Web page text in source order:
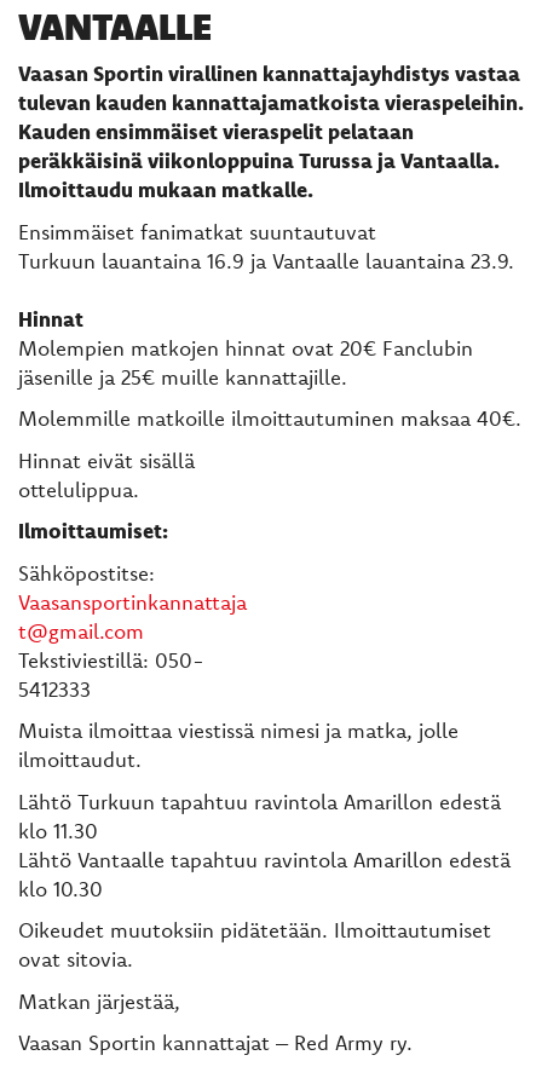
VANTAALLE
Vaasan Sportin virallinen kannattajayhdistys vastaa
tulevan kauden kannattajamatkoista vieraspeleihin.
Kauden ensimmäiset vieraspelit pelataan
peräkkäisinä viikonloppuina Turussa ja Vantaalla.
Ilmoittaudu mukaan matkalle.
Ensimmäiset fanimatkat suuntautuvat
Turkuun lauantaina 16.9 ja Vantaalle lauantaina 23.9.
Hinnat
Molempien matkojen hinnat ovat 20€ Fanclubin
jäsenille ja 25€ muille kannattajille.
Molemmille matkoille ilmoittautuminen maksaa 40€.
Hinnat eivät sisällä
ottelulippua.
Ilmoittaumiset:
Sähköpostitse:
Vaasansportinkannattaja
t@gmail.com
Tekstiviestillä: 050-
5412333
Muista ilmoittaa viestissä nimesi ja matka, jolle
ilmoittaudut.
Lähtö Turkuun tapahtuu ravintola Amarillon edestä
klo 11.30
Lähtö Vantaalle tapahtuu ravintola Amarillon edestä
klo 10.30
Oikeudet muutoksiin pidätetään. Ilmoittautumiset
ovat sitovia.
Matkan järjestää,
Vaasan Sportin kannattajat – Red Army ry.